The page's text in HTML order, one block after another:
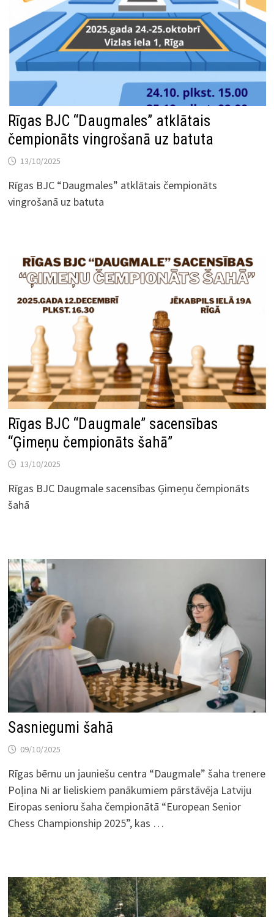
Rīgas BJC “Daugmales” atklātais
čempionāts vingrošanā uz batuta
13/10/2025
Rīgas BJC “Daugmales” atklātais čempionāts
vingrošanā uz batuta
Rīgas BJC “Daugmale” sacensības
“Ģimeņu čempionāts šahā”
13/10/2025
Rīgas BJC Daugmale sacensības Ģimeņu čempionāts
šahā
Sasniegumi šahā
09/10/2025
Rīgas bērnu un jauniešu centra “Daugmale” šaha trenere
Poļina Ni ar lieliskiem panākumiem pārstāvēja Latviju
Eiropas senioru šaha čempionātā “European Senior
Chess Championship 2025”, kas …